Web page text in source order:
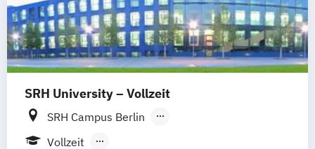
SRH University – Vollzeit
SRH Campus Berlin
SRH Campus Heidelberg
Vollzeit